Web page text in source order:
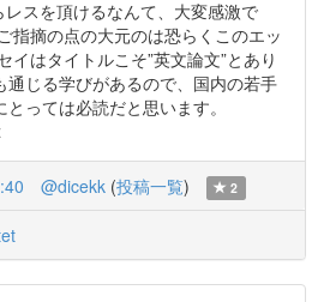
スを頂けるなんて、大変感激で
指摘の点の大元のは恐らくこのエッ
イはタイトルこそ”英文論文”とあり
通じる学びがあるので、国内の若手
っては必読だと思います。
@dicekk (投稿一覧) 2